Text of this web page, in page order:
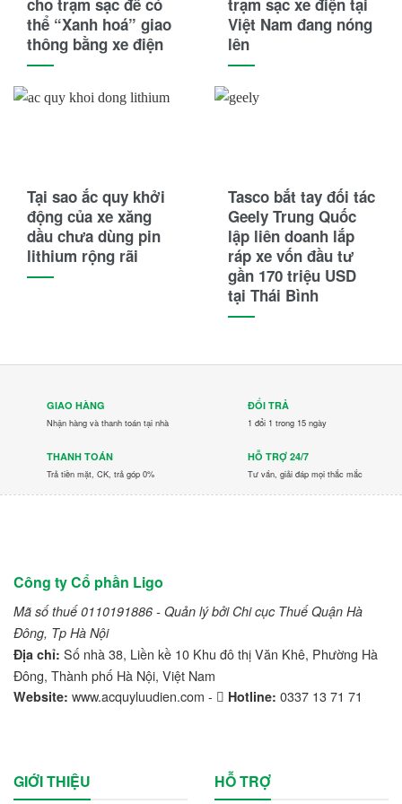
Honda
Hyster
Hyundai
JVCEco
Kings Tire
LVTong
Maxxis
Michelin
Nichiyu
Ninja
Nissan
Noblelift
Readygo
cho trạm sạc để có
thể “Xanh hoá” giao
thông bằng xe điện
trạm sạc xe điện tại
Việt Nam đang nóng
lên
Tại sao ắc quy khởi
động của xe xăng
dầu chưa dùng pin
lithium rộng rãi
Tasco bắt tay đối tác
Geely Trung Quốc
lập liên doanh lắp
ráp xe vốn đầu tư
gần 170 triệu USD
tại Thái Bình
GIAO HÀNG
Nhận hàng và thanh toán tại nhà
ĐỔI TRẢ
1 đổi 1 trong 15 ngày
THANH TOÁN
Trả tiền mặt, CK, trả góp 0%
HỖ TRỢ 24/7
Tư vấn, giải đáp mọi thắc mắc
Công ty Cổ phần Ligo
Mã số thuế 0110191886 - Quản lý bởi Chi cục Thuế Quận Hà
Đông, Tp Hà Nội
Địa chỉ: Số nhà 38, Liền kề 10 Khu đô thị Văn Khê, Phường Hà
Đông, Thành phố Hà Nội, Việt Nam
Website: www.acquyluudien.com - Hotline: 0337 13 71 71
GIỚI THIỆU HỖ TRỢ